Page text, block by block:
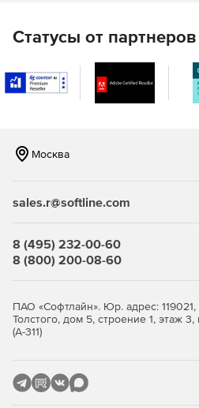
Расчет на прочность и
колонного типа с учетом
сейсмических воздействий
помощью модуля «ПАССАТ-
проводится на основе ГОСТ
аппаратов кожухотрубчатого
основе ГОСТ 34233.7-2017,
Расчет на прочность и
и вертикальных сосудов с
2009, ГОСТ Р 55722-2013,
«ПАССАТ-Резервуары» на
2011, ГОСТ 31385-2016.
Статусы от партнеров
Москва
sales.r@softline.com
8 (495) 232-00-60
8 (800) 200-08-60
ПАО «Софтлайн». Юр. адрес:
Толстого, дом 5, строение 1, этаж
(А-311)